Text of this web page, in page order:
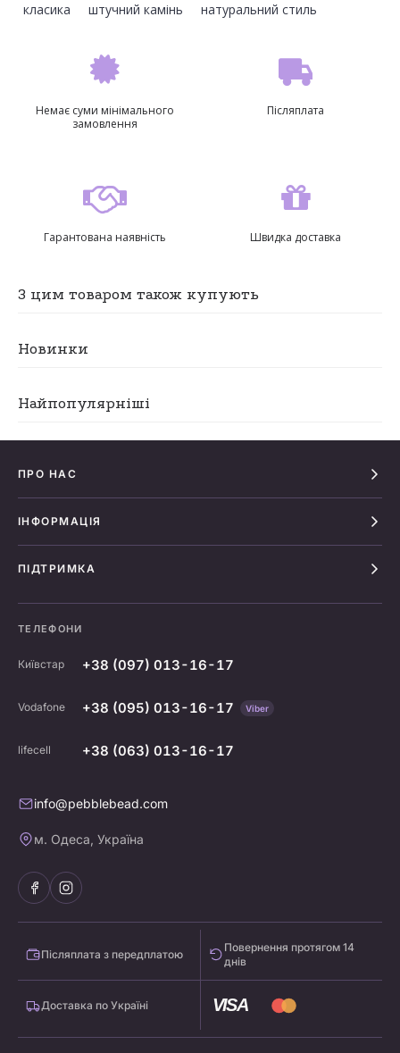
класика
штучний камінь натуральний стиль
Немає суми мінімального
замовлення
Післяплата
Гарантована наявність Швидка доставка
З цим товаром також купують
Новинки
Найпопулярніші
ПРО НАС
ІНФОРМАЦІЯ
ПІДТРИМКА
ТЕЛЕФОНИ
Київстар +38 (097) 013-16-17
Vodafone +38 (095) 013-16-17 Viber
lifecell +38 (063) 013-16-17
info@pebblebead.com
м. Одеса, Україна
Післяплата з передплатою
Повернення протягом 14
днів
Доставка по Україні VISA